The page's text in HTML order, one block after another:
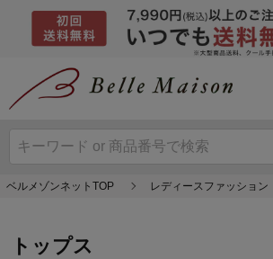
ベルメゾンネットTOP レディースファッション
トップス